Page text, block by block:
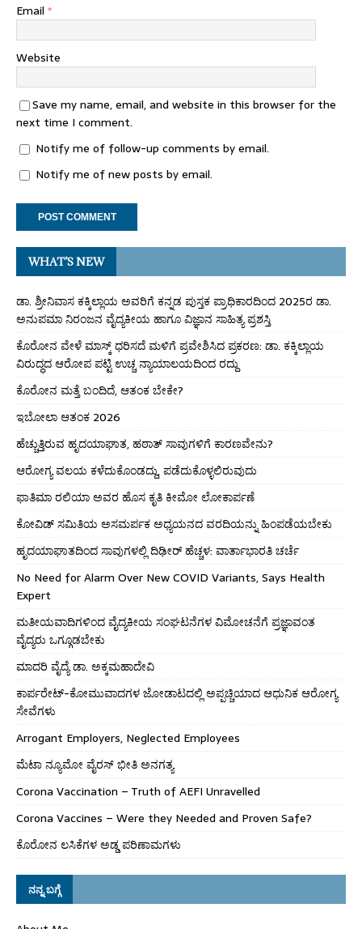
Email *
Website
Save my name, email, and website in this browser for the
next time I comment.
Notify me of follow-up comments by email.
Notify me of new posts by email.
WHAT’S NEW
ಡಾ. ಶ್ರೀನಿವಾಸ ಕಕ್ಕಿಲ್ಲಾಯ ಅವರಿಗೆ ಕನ್ನಡ ಪುಸ್ತಕ ಪ್ರಾಧಿಕಾರದಿಂದ 2025ರ ಡಾ.
ಅನುಪಮಾ ನಿರಂಜನ ವೈದ್ಯಕೀಯ ಹಾಗೂ ವಿಜ್ಞಾನ ಸಾಹಿತ್ಯ ಪ್ರಶಸ್ತಿ
ಕೊರೋನ ವೇಳೆ ಮಾಸ್ಕ್ ಧರಿಸದೆ ಮಳಿಗೆ ಪ್ರವೇಶಿಸಿದ ಪ್ರಕರಣ: ಡಾ. ಕಕ್ಕಿಲ್ಲಾಯ
ವಿರುದ್ಧದ ಆರೋಪ ಪಟ್ಟಿ ಉಚ್ಚ ನ್ಯಾಯಾಲಯದಿಂದ ರದ್ದು
ಕೊರೋನ ಮತ್ತೆ ಬಂದಿದೆ, ಆತಂಕ ಬೇಕೇ?
ಇಬೋಲಾ ಆತಂಕ 2026
ಹೆಚ್ಚುತ್ತಿರುವ ಹೃದಯಾಘಾತ, ಹಠಾತ್ ಸಾವುಗಳಿಗೆ ಕಾರಣವೇನು?
ಆರೋಗ್ಯ ವಲಯ ಕಳೆದುಕೊಂಡದ್ದು, ಪಡೆದುಕೊಳ್ಳಲಿರುವುದು
ಫಾತಿಮಾ ರಲಿಯಾ ಅವರ ಹೊಸ ಕೃತಿ ಕೀಮೋ ಲೋಕಾರ್ಪಣೆ
ಕೋವಿಡ್ ಸಮಿತಿಯ ಅಸಮರ್ಪಕ ಅಧ್ಯಯನದ ವರದಿಯನ್ನು ಹಿಂಪಡೆಯಬೇಕು
ಹೃದಯಾಘಾತದಿಂದ ಸಾವುಗಳಲ್ಲಿ ದಿಢೀರ್ ಹೆಚ್ಚಳ: ವಾರ್ತಾಭಾರತಿ ಚರ್ಚೆ
No Need for Alarm Over New COVID Variants, Says Health
Expert
ಮತೀಯವಾದಿಗಳಿಂದ ವೈದ್ಯಕೀಯ ಸಂಘಟನೆಗಳ ವಿಮೋಚನೆಗೆ ಪ್ರಜ್ಞಾವಂತ
ವೈದ್ಯರು ಒಗ್ಗೂಡಬೇಕು
ಮಾದರಿ ವೈದ್ಯೆ ಡಾ. ಅಕ್ಕಮಹಾದೇವಿ
ಕಾರ್ಪರೇಟ್-ಕೋಮುವಾದಗಳ ಜೋಡಾಟದಲ್ಲಿ ಅಪ್ಪಚ್ಚಿಯಾದ ಆಧುನಿಕ ಆರೋಗ್ಯ
ಸೇವೆಗಳು
Arrogant Employers, Neglected Employees
ಮೆಟಾ ನ್ಯೂಮೋ ವೈರಸ್ ಭೀತಿ ಅನಗತ್ಯ
Corona Vaccination – Truth of AEFI Unravelled
Corona Vaccines – Were they Needed and Proven Safe?
ಕೊರೋನ ಲಸಿಕೆಗಳ ಅಡ್ಡ ಪರಿಣಾಮಗಳು
ನನ್ನ ಬಗ್ಗೆ